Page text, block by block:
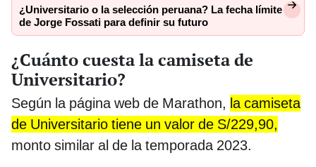
¿Universitario o la selección peruana? La fecha límite
de Jorge Fossati para definir su futuro
¿Cuánto cuesta la camiseta de
Universitario?
Según la página web de Marathon, la camiseta
de Universitario tiene un valor de S/229,90,
monto similar al de la temporada 2023.